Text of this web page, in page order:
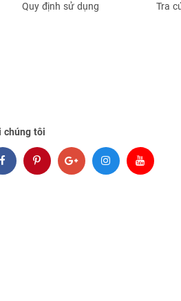
Quy định sử dụng
Tra
chúng tôi